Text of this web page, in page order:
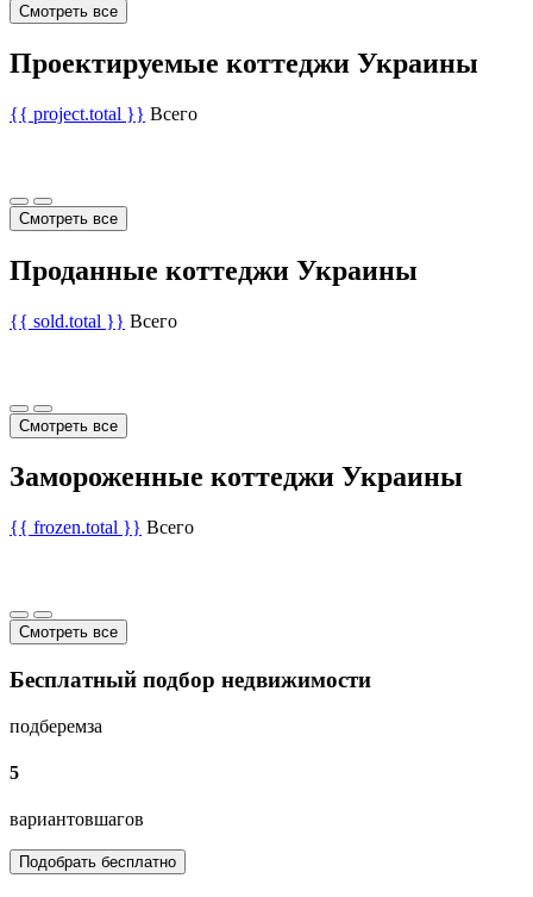
Смотреть все
Проектируемые коттеджи Украины
{{ project.total }} Всего
Смотреть все
Проданные коттеджи Украины
{{ sold.total }} Всего
Смотреть все
Замороженные коттеджи Украины
{{ frozen.total }} Всего
Смотреть все
Бесплатный подбор недвижимости
подберемза
5
вариантовшагов
Подобрать бесплатно